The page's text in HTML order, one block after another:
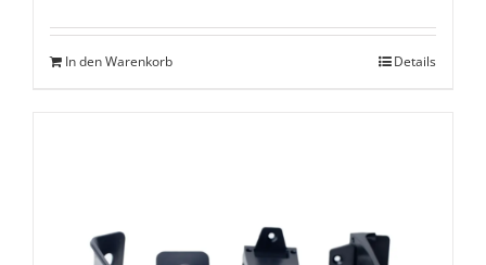
In den Warenkorb Details